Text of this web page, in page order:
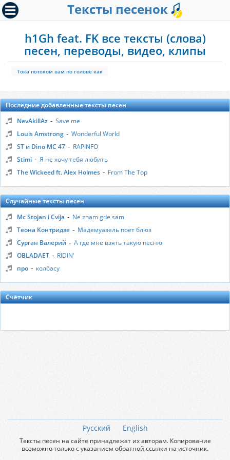
Тексты песенок
h1Gh feat. FK все тексты (слова)
песен, переводы, видео, клипы
Тока потоком вам по голове как
Последние добавленные тексты песен
NevAkillAz - Save me
Louis Amstrong - Wonderful World
ST и Dino MC 47 - RAPINFO
Stimi - Я не хочу тебя любить
The Wickeed ft. Alex Holmes - From The Top
Случайные тексты песен
Mc Stojan i Cvija - Ne znam gde sam
Теона Контридзе - Мадемуазель поет блюз
Сурган Валерий - А где мне взять такую песню
OBLADAET - RIDIN'
про - колбасу
Счётчик
Русский English
Тексты песен на сайте принадлежат их авторам. Копирование
возможно только с указанием обратной ссылки на источник.